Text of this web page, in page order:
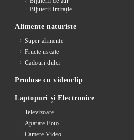
Bijuterii imitație
Alimente naturiste
Super alimente
Fructe uscate
Cadouri dulci
Produse cu videoclip
Laptopuri și Electronice
Televizoare
Aparate Foto
Camere Video